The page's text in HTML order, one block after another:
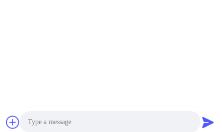
Jiangsu Shengman Drying Equipment Engineering Co., Ltd .